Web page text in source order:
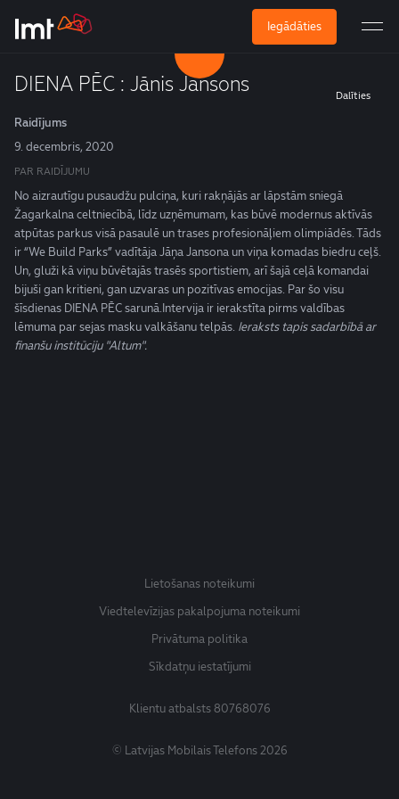
Iegādāties
DIENA PĒC : Jānis Jansons Dalīties
Raidījums
9. decembris, 2020
PAR RAIDĪJUMU
No aizrautīgu pusaudžu pulciņa, kuri rakņājās ar lāpstām sniegā
Žagarkalna celtniecībā, līdz uzņēmumam, kas būvē modernus aktīvās
atpūtas parkus visā pasaulē un trases profesionāļiem olimpiādēs. Tāds
ir “We Build Parks” vadītāja Jāņa Jansona un viņa komadas biedru ceļš.
Un, gluži kā viņu būvētajās trasēs sportistiem, arī šajā ceļā komandai
bijuši gan kritieni, gan uzvaras un pozitīvas emocijas. Par šo visu
šīsdienas DIENA PĒC sarunā.Intervija ir ierakstīta pirms valdības
lēmuma par sejas masku valkāšanu telpās. Ieraksts tapis sadarbībā ar
finanšu institūciju "Altum".
Lietošanas noteikumi
Viedtelevīzijas pakalpojuma noteikumi
Privātuma politika
Sīkdatņu iestatījumi
Klientu atbalsts80768076
© Latvijas Mobilais Telefons 2026